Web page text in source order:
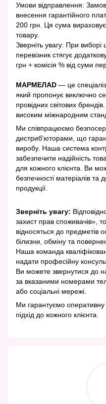
Умови відправлення:
внесення гарантійного
200 грн. Ця сума
товару.
Зверніть увагу: При виборі
перевізник стягує
грн + комісія % від суми
МАРМЕЛАD — це
який пропонує виключно
провідних світових
високим міжнародним
Ми співпрацюємо
дистриб'юторами, що
виробу. Наша система
забезпечити надійність
для кожного клієнта. Ви
безпечності матеріалів та
продукції.
Зверніть увагу:
захист прав споживачів»,
відносяться до предметів
білизни, обміну та
Наша команда
надати професійну
Ви можете звернутися до
за вказаними номерами
або соціальні мережі.
Ми гарантуємо оперативну
підхід до кожного клієнта.